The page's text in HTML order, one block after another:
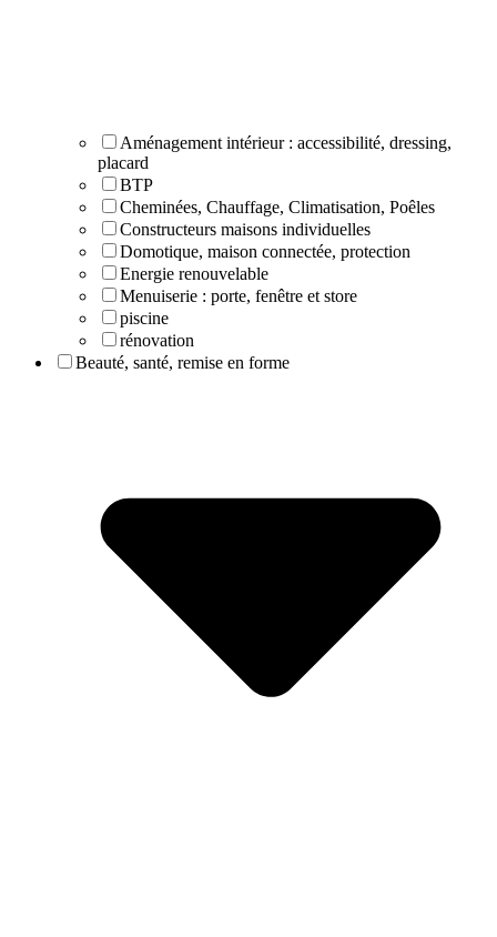
Aménagement intérieur : accessibilité, dressing,
placard
BTP
Cheminées, Chauffage, Climatisation, Poêles
Constructeurs maisons individuelles
Domotique, maison connectée, protection
Energie renouvelable
Menuiserie : porte, fenêtre et store
piscine
rénovation
Beauté, santé, remise en forme